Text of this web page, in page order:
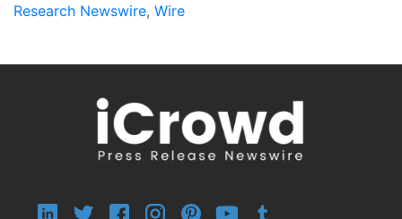
Research Newswire, Wire